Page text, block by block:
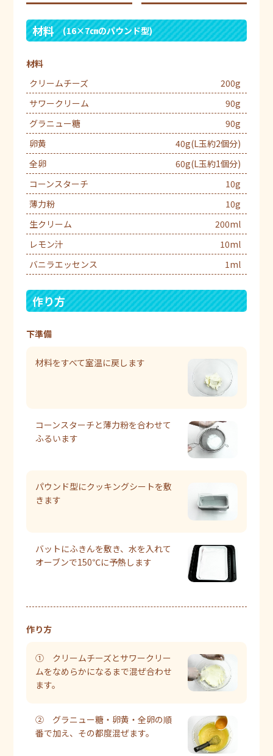
材料 (16×7㎝のパウンド型)
材料
クリームチーズ
200g
サワークリーム
90g
グラニュー糖
90g
卵黄
40g(L玉約2個分)
全卵
60g(L玉約1個分)
コーンスターチ
10g
薄力粉
10g
生クリーム
200ml
レモン汁
10ml
バニラエッセンス
1ml
作り方
下準備
材料をすべて室温に戻します
コーンスターチと薄力粉を合わせて
ふるいます
パウンド型にクッキングシートを敷
きます
バットにふきんを敷き、水を入れて
オーブンで150℃に予熱します
作り方
① クリームチーズとサワークリー
ムをなめらかになるまで混ぜ合わせ
ます。
② グラニュー糖・卵黄・全卵の順
番で加え、その都度混ぜます。